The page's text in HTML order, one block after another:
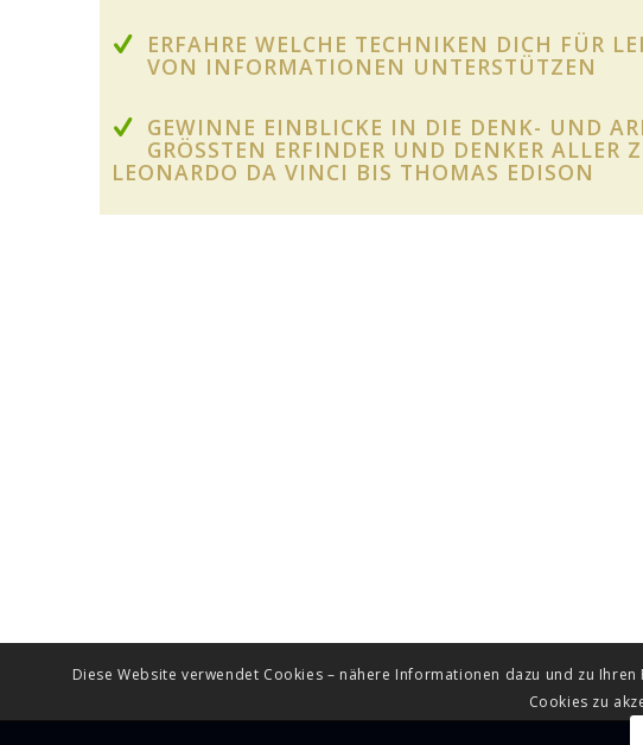
ERFAHRE WELCHE TECHNIKEN DICH FÜR
VON INFORMATIONEN UNTERSTÜTZEN
GEWINNE EINBLICKE IN DIE DENK- UND
GRÖSSTEN ERFINDER UND DENKER ALLER
EONARDO DA VINCI BIS THOMAS EDISON
Diese Website verwendet Cookies – nähere Informationen dazu und zu
Cookies zu